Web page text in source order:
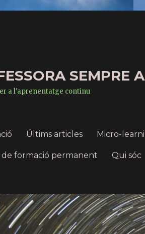
SEMPRE
a l'aprenentatge continu
Últims articles Micro-
de formació permanent Qui sóc